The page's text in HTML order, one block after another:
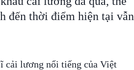
đến thời điểm hiện tại vẫn
cải lương nổi tiếng của Việt